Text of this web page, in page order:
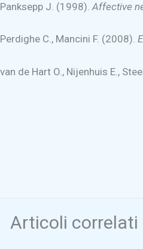
Panksepp J. (1998). Affective
Perdighe C., Mancini F. (2008).
van de Hart O., Nijenhuis E.,
Articoli correlati